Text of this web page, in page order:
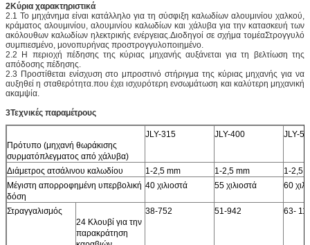
2Κύρια χαρακτηριστικά
2.1 Το μηχάνημα είναι κατάλληλο για τη σύσφιξη καλωδίων αλουμινίου χαλκού,
κράματος αλουμινίου, αλουμινίου καλωδίων και χάλυβα για την κατασκευή των
ακόλουθων καλωδίων ηλεκτρικής ενέργειας.Διοδηγοί σε σχήμα τομέαΣτρογγυλό
συμπιεσμένο, μονοπυρήνας προστρογγυλοποιημένο.
2.2 Η περιοχή πέδησης της κύριας μηχανής αυξάνεται για τη βελτίωση της
απόδοσης πέδησης.
2.3 Προστίθεται ενίσχυση στο μπροστινό στήριγμα της κύριας μηχανής για να
αυξηθεί η σταθερότητα.που έχει ισχυρότερη ενσωμάτωση και καλύτερη μηχανική
ακαμψία.
3Τεχνικές παραμέτρους
Πρότυπο (μηχανή θωράκισης
συρματόπλεγματος από χάλυβα)
JLY-315 JLY-400 JLY-
Διάμετρος ατσάλινου καλωδίου 1-2,5 mm 1-2,5 mm
1-2,5
Μέγιστη απορροφημένη υπερβολική
δόση
40 χιλιοστά 55 χιλιοστά 60
Στραγγαλισμός
24 Κλουβί για την
παρακράτηση
38-752 51-942 63-